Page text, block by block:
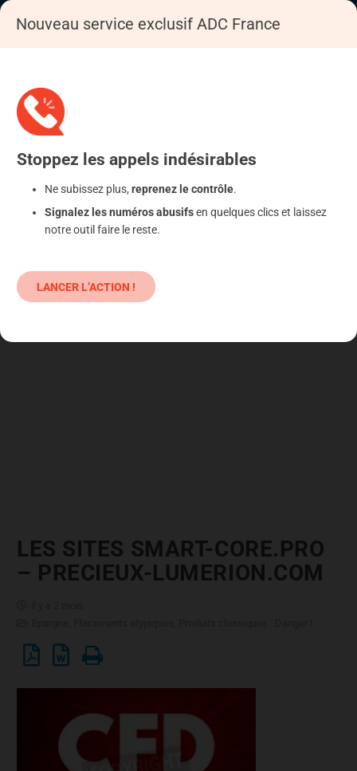
LES SITES SMART-CORE.PRO
– PRECIEUX-LUMERION.COM
Nouveau service exclusif ADC France
Stoppez les appels indésirables
Ne subissez plus, reprenez le contrôle.
Signalez les numéros abusifsen quelques clics et laissez
notre outil faire le reste.
LANCER L’ACTION !